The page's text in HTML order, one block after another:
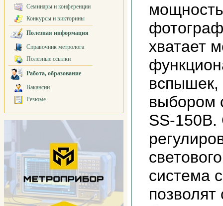
Семинары и конференции
Конкурсы и викторины
Полезная информация
Справочник метролога
Полезные ссылки
Работа, образование
Вакансии
Резюме
хватает
выбором
SS-
система